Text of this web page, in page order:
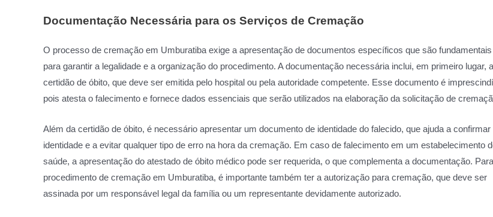
Documentação Necessária para os Serviços de Cremação
O processo de cremação em Umburatiba exige a apresentação de documentos específicos que são fundamentais
para garantir a legalidade e a organização do procedimento. A documentação necessária inclui, em primeiro lugar, a
certidão de óbito, que deve ser emitida pelo hospital ou pela autoridade competente. Esse documento é
pois atesta o falecimento e fornece dados essenciais que serão utilizados na elaboração da solicitação de
Além da certidão de óbito, é necessário apresentar um documento de identidade do falecido, que ajuda a confirmar
identidade e a evitar qualquer tipo de erro na hora da cremação. Em caso de falecimento em um estabelecimento
saúde, a apresentação do atestado de óbito médico pode ser requerida, o que complementa a documentação.
procedimento de cremação em Umburatiba, é importante também ter a autorização para cremação, que deve ser
assinada por um responsável legal da família ou um representante devidamente autorizado.